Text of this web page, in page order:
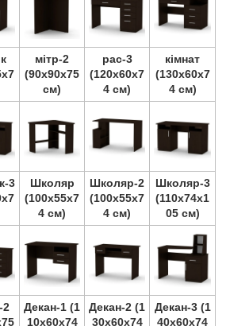
мітр-2
(90х90х75
см)
pac-3
(120х60х7
4 см)
кімнат
(130х60х7
4 см)
3
Школяр
(100х55х7
4 см)
Школяр-2
(100х55х7
4 см)
Школяр-3
(110х74х1
05 см)
2
Декан-1 (1
10х60х74
Декан-2 (1
30х60х74
Декан-3 (1
40х60х74